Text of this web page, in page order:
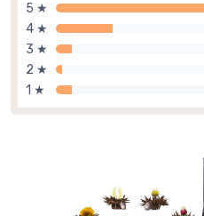
5 ★
4 ★
3 ★
2 ★
1 ★